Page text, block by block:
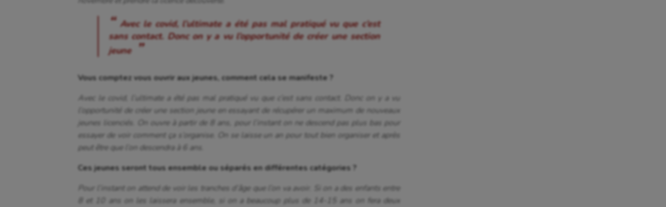
Avec le covid, l’ultimate a été pas mal pratiqué vu que c’est
sans contact. Donc on y a vu l’opportunité de créer une section
jeune
Vous comptez vous ouvrir aux jeunes, comment cela se manifeste ?
Avec le covid, l’ultimate a été pas mal pratiqué vu que c’est sans contact. Donc on y a vu
l’opportunité de créer une section jeune en essayant de récupérer un maximum de nouveaux
jeunes licenciés. On ouvre à partir de 8 ans, pour l’instant on ne descend pas plus bas pour
essayer de voir comment ça s’organise. On se laisse un an pour tout bien organiser et après
peut être que l’on descendra à 6 ans.
Ces jeunes seront tous ensemble ou séparés en différentes catégories ?
Pour l’instant on attend de voir les tranches d’âge que l’on va avoir. Si on a des enfants entre
8 et 10 ans on les laissera ensemble, si on a beaucoup plus de 14-15 ans on fera deux